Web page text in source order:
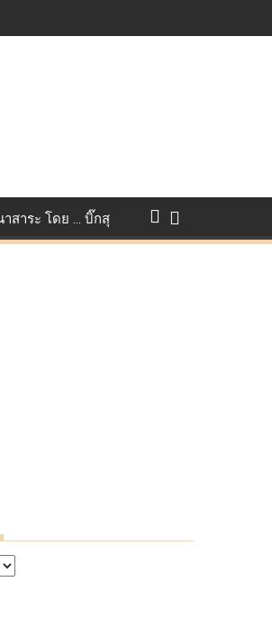
าสาระ โดย … บิ๊กสุ